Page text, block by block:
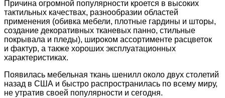
Причина огромной популярности кроется в высоких
тактильных качествах, разнообразии областей
применения (обивка мебели, плотные гардины и шторы,
создание декоративных тканевых панно, стильные
покрывала и пледы), широком ассортименте расцветок
и фактур, а также хороших эксплуатационных
характеристиках.
Появилась мебельная ткань шенилл около двух столетий
назад в США и быстро распространилась по всему миру,
не утратив своей популярности и сегодня.